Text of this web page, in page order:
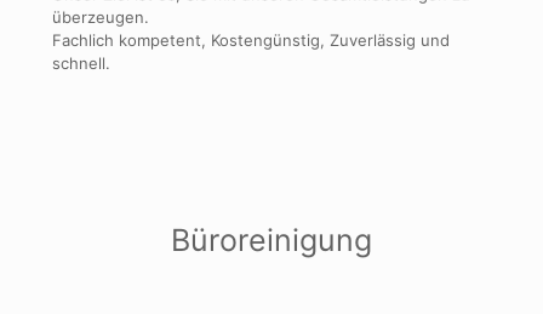
überzeugen.
Fachlich kompetent, Kostengünstig, Zuverlässig und
schnell.
Büroreinigung